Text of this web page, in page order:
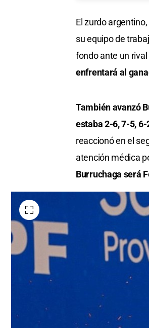
El zurdo
su equipo de
fondo ante un
enfrentará al
También avanzó
estaba 2-6, 7-5, 6-
reaccionó en el
atención médica
Burruchaga será